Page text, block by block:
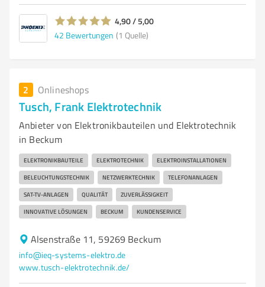
4,90 / 5,00
42 Bewertungen (1 Quelle)
2 Onlineshops
Tusch, Frank Elektrotechnik
Anbieter von Elektronikbauteilen und Elektrotechnik
in Beckum
ELEKTRONIKBAUTEILE ELEKTROTECHNIK ELEKTROINSTALLATIONEN
BELEUCHTUNGSTECHNIK NETZWERKTECHNIK TELEFONANLAGEN
SAT-TV-ANLAGEN QUALITÄT ZUVERLÄSSIGKEIT
INNOVATIVE LÖSUNGEN BECKUM KUNDENSERVICE
Alsenstraße 11, 59269 Beckum
info@ieq-systems-elektro.de
www.tusch-elektrotechnik.de/